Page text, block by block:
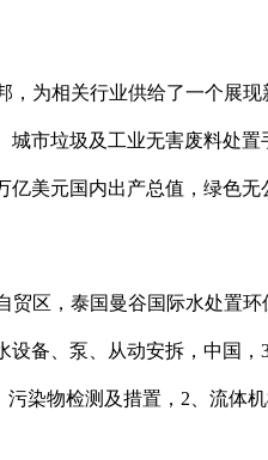
相关行业供给了一个展现
市垃圾及工业无害废料处
美元国内出产总值，绿色
，泰国曼谷国际水处置环
备、泵、从动安拆，中国
染物检测及措置，2、流体